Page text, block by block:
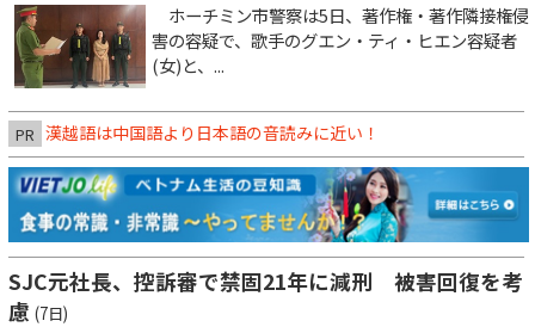
ホーチミン市警察は5日、著作権・著作隣接権侵
害の容疑で、歌手のグエン・ティ・ヒエン容疑者
(女)と、...
PR 漢越語は中国語より日本語の音読みに近い！
SJC元社長、控訴審で禁固21年に減刑 被害回復を考
慮 (7日)